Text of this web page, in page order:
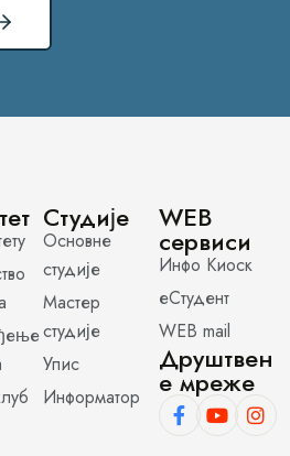
Студије
Основне
студије
Мастер
студије
Упис
Информатор
WEB
сервиси
Инфо Киоск
еСтудент
WEB mail
Друштвен
е мреже